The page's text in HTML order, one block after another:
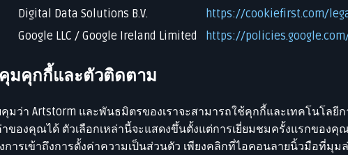
Digital Data Solutions B.V.
https://cookiefirst.com/
Google LLC / Google Ireland Limited https://
มคุกกี้และตัวติดตาม
ว่า Artstorm และพันธมิตรของเราจะสามารถใช้คุกกี้และเทคโนโล
ของคุณได้ ตัวเลือกเหล่านี้จะแสดงขึ้นตั้งแต่การเยี่ยมชมครั้งแรกของ
ารเข้าถึงการตั้งค่าความเป็นส่วนตัว เพียงคลิกที่ไอคอนลายนิ้วมือที่มุม